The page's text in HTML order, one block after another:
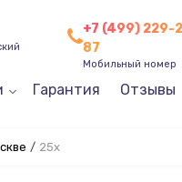
+7 (499) 229-
87
Мобильный номер
Гарантия Отзывы
/ 25x